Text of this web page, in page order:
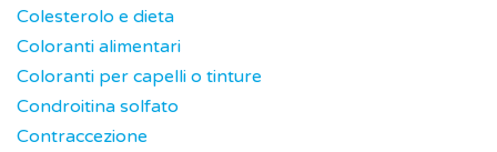
Colesterolo e dieta
Coloranti alimentari
Coloranti per capelli o tinture
Condroitina solfato
Contraccezione